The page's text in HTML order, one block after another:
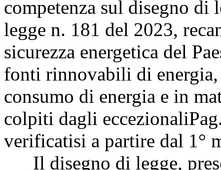
competenza sul disegno di
legge n. 181 del 2023,
sicurezza energetica del
fonti rinnovabili di
consumo di energia e in
colpiti dagli eccezionali
verificatisi a partire dal 1°
Il disegno di legge,